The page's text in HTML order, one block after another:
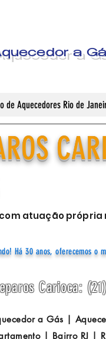
a
de Aquecedores Rio de
atuação própria
Há 30 anos, oferecemos o
Carioca:
a Gás |
| Bairro RJ |